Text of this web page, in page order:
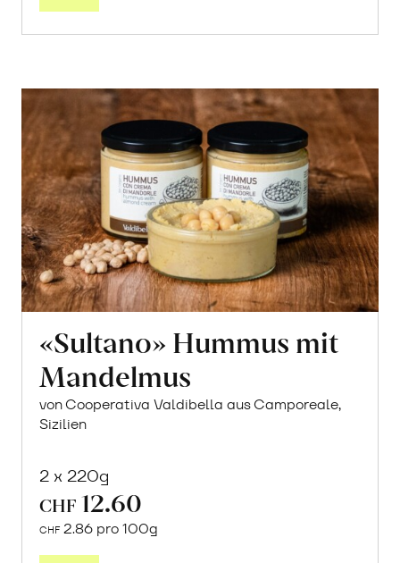
«Sultano» Hummus mit
Mandelmus
von Cooperativa Valdibella aus Camporeale,
Sizilien
2 x 220g
CHF 12.60
CHF 2.86 pro 100g